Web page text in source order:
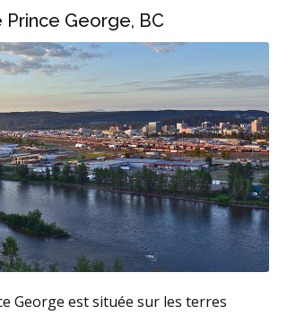
George, BC
George est située sur les terres